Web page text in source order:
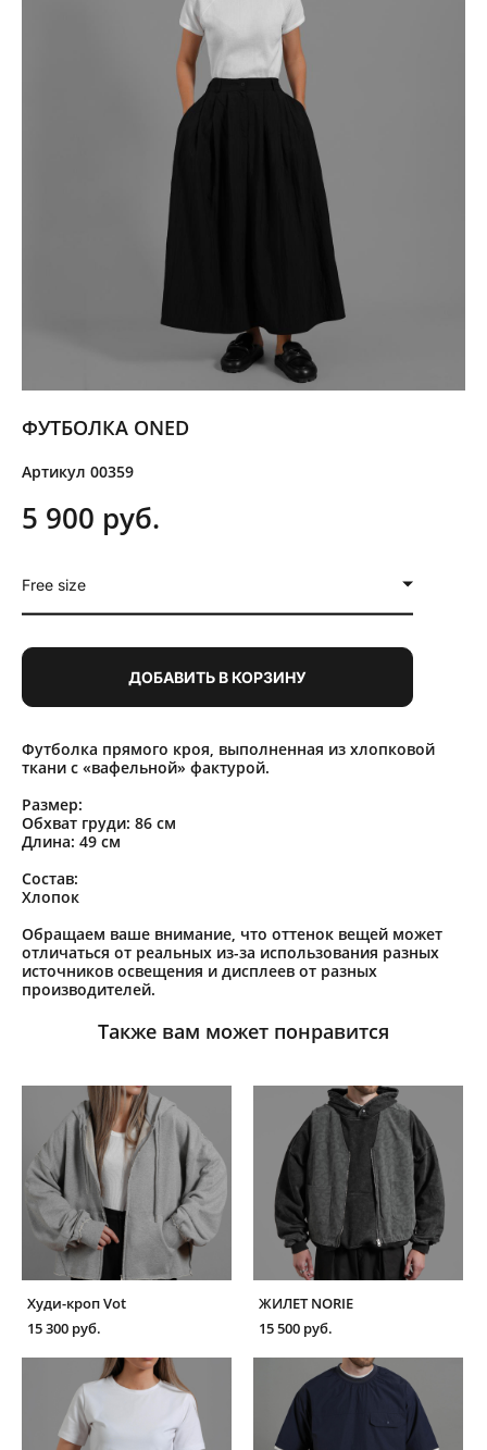
ФУТБОЛКА ONED
Артикул 00359
5 900 pуб.
Free size
ДОБАВИТЬ В КОРЗИНУ
Футболка прямого кроя, выполненная из хлопковой
ткани с «вафельной» фактурой.
Размер:
Обхват груди: 86 см
Длина: 49 см
Состав:
Хлопок
Обращаем ваше внимание, что оттенок вещей может
отличаться от реальных из-за использования разных
источников освещения и дисплеев от разных
производителей.
Также вам может понравится
Худи-кроп Vot
15 300 pуб.
ЖИЛЕТ NORIE
15 500 pуб.